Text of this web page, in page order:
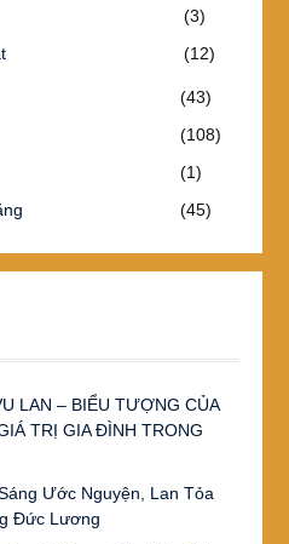
(3)
(12)
(43)
(108)
(1)
(45)
LAN – BIỂU TƯỢNG CỦA
TRỊ GIA ĐÌNH TRONG
Ước Nguyện, Lan Tỏa
Đức Lương